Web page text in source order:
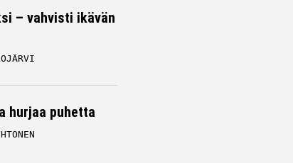
– vahvisti ikävän
hurjaa puhetta